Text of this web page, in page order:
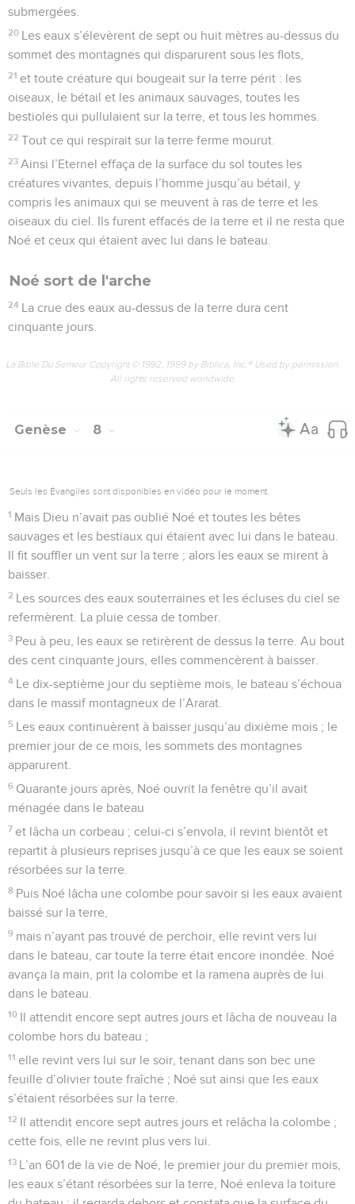
submergées.
20 Les eaux s’élevèrent de sept ou huit mètres au-dessus du
sommet des montagnes qui disparurent sous les flots,
21 et toute créature qui bougeait sur la terre périt : les
oiseaux, le bétail et les animaux sauvages, toutes les
bestioles qui pullulaient sur la terre, et tous les hommes.
22 Tout ce qui respirait sur la terre ferme mourut.
23 Ainsi l’Eternel effaça de la surface du sol toutes les
créatures vivantes, depuis l’homme jusqu’au bétail, y
compris les animaux qui se meuvent à ras de terre et les
oiseaux du ciel. Ils furent effacés de la terre et il ne resta que
Noé et ceux qui étaient avec lui dans le bateau.
Noé sort de l'arche
24 La crue des eaux au-dessus de la terre dura cent
cinquante jours.
La Bible Du Semeur Copyright © 1992, 1999 by Biblica, Inc.® Used by permission.
All rights reserved worldwide.
Genèse 8
Seuls les Évangiles sont disponibles en vidéo pour le moment.
1 Mais Dieu n’avait pas oublié Noé et toutes les bêtes
sauvages et les bestiaux qui étaient avec lui dans le bateau.
Il fit souffler un vent sur la terre ; alors les eaux se mirent à
baisser.
2 Les sources des eaux souterraines et les écluses du ciel se
refermèrent. La pluie cessa de tomber.
3 Peu à peu, les eaux se retirèrent de dessus la terre. Au bout
des cent cinquante jours, elles commencèrent à baisser.
4 Le dix-septième jour du septième mois, le bateau s’échoua
dans le massif montagneux de l’Ararat.
5 Les eaux continuèrent à baisser jusqu’au dixième mois ; le
premier jour de ce mois, les sommets des montagnes
apparurent.
6 Quarante jours après, Noé ouvrit la fenêtre qu’il avait
ménagée dans le bateau
7 et lâcha un corbeau ; celui-ci s’envola, il revint bientôt et
repartit à plusieurs reprises jusqu’à ce que les eaux se soient
résorbées sur la terre.
8 Puis Noé lâcha une colombe pour savoir si les eaux avaient
baissé sur la terre,
9 mais n’ayant pas trouvé de perchoir, elle revint vers lui
dans le bateau, car toute la terre était encore inondée. Noé
avança la main, prit la colombe et la ramena auprès de lui
dans le bateau.
10 Il attendit encore sept autres jours et lâcha de nouveau la
colombe hors du bateau ;
11 elle revint vers lui sur le soir, tenant dans son bec une
feuille d’olivier toute fraîche ; Noé sut ainsi que les eaux
s’étaient résorbées sur la terre.
12 Il attendit encore sept autres jours et relâcha la colombe ;
cette fois, elle ne revint plus vers lui.
13 L’an 601 de la vie de Noé, le premier jour du premier mois,
les eaux s’étant résorbées sur la terre, Noé enleva la toiture